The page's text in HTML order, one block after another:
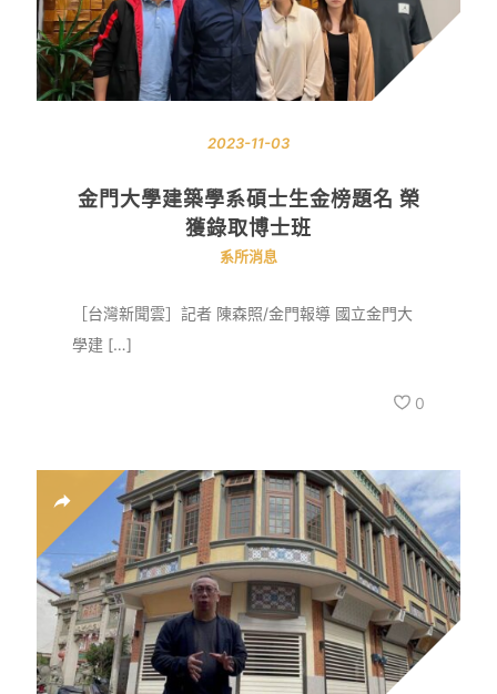
2023-11-03
金門大學建築學系碩士生金榜題名 榮
獲錄取博士班
系所消息
［台灣新聞雲］記者 陳森照/金門報導 國立金門大
學建 […]
0